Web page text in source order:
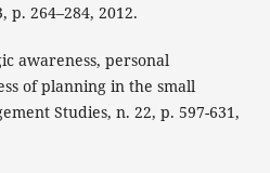
p. 264–284, 2012.
awareness, personal
of planning in the small
Studies, n. 22, p. 597-631,